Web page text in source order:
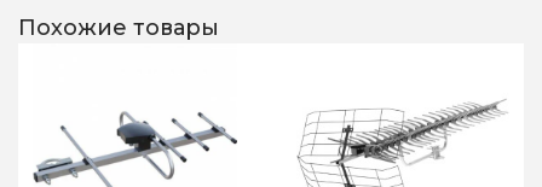
Похожие товары